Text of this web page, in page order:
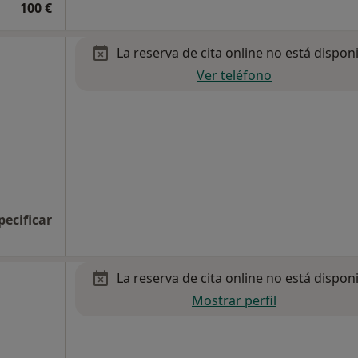
100 €
La reserva de cita online no está
Ver teléfono
La reserva de cita online no está
Mostrar perfil